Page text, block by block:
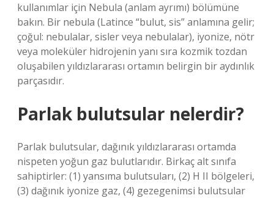
kullanımlar için Nebula (anlam ayrımı) bölümüne
bakın. Bir nebula (Latince “bulut, sis” anlamına gelir;
çoğul: nebulalar, sisler veya nebulalar), iyonize, nötr
veya moleküler hidrojenin yanı sıra kozmik tozdan
oluşabilen yıldızlararası ortamın belirgin bir aydınlık
parçasıdır.
Parlak bulutsular nelerdir?
Parlak bulutsular, dağınık yıldızlararası ortamda
nispeten yoğun gaz bulutlarıdır. Birkaç alt sınıfa
sahiptirler: (1) yansıma bulutsuları, (2) H II bölgeleri,
(3) dağınık iyonize gaz, (4) gezegenimsi bulutsular